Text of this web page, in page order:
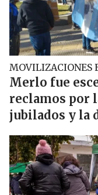
MOVILIZACIONES
Merlo fue
reclamos por
jubilados y la